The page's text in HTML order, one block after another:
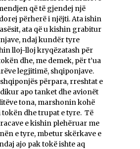
që të gjendej një
përherë i njëjti. Ata ishin
ata që u kishin grabitur
ndaj kundër tyre
lloj-lloj kryqëzatash për
dhe, me demek, për t’ua
legjitimë, shqiponjave.
përpara, rreshtat e
apo tanket dhe avionët
tona, marshonin kohë
tokën dhe trupat e tyre. Të
e kishin plehëruar me
e tyre, mbetur skërkave e
ajo pak tokë ishte aq